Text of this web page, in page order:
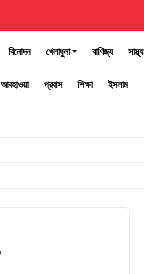
বিনোদন খেলাধুলা বাণিজ্য সাস্থ্য
আবহাওয়া প্রবাস শিক্ষা ইসলাম